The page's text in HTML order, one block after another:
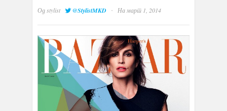
Одstylist @StylistMKD · На март 1, 2014